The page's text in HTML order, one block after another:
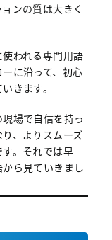
ンの質は大きく
われる専門用語
に沿って、初心
きます。
場で自信を持っ
、よりスムーズ
。それでは早
ら見ていきまし